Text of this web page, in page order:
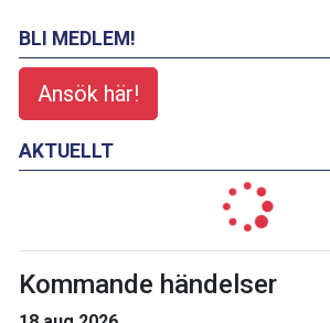
BLI MEDLEM!
Ansök här!
AKTUELLT
Kommande händelser